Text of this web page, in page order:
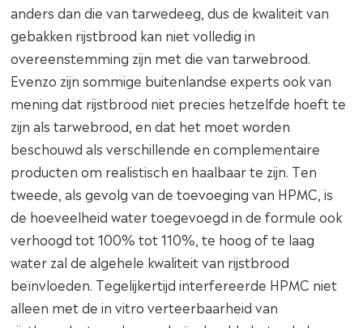
anders dan die van tarwedeeg, dus de kwaliteit van
gebakken rijstbrood kan niet volledig in
overeenstemming zijn met die van tarwebrood.
Evenzo zijn sommige buitenlandse experts ook van
mening dat rijstbrood niet precies hetzelfde hoeft te
zijn als tarwebrood, en dat het moet worden
beschouwd als verschillende en complementaire
producten om realistisch en haalbaar te zijn. Ten
tweede, als gevolg van de toevoeging van HPMC, is
de hoeveelheid water toegevoegd in de formule ook
verhoogd tot 100% tot 110%, te hoog of te laag
water zal de algehele kwaliteit van rijstbrood
beïnvloeden. Tegelijkertijd interfereerde HPMC niet
alleen met de in vitro verteerbaarheid van